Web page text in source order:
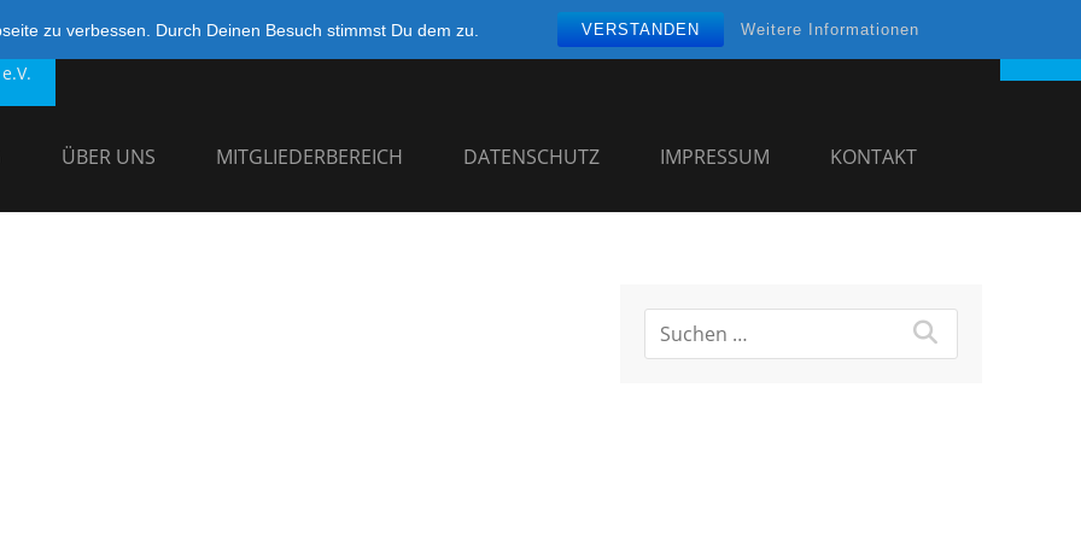
zu verbessen. Durch Deinen Besuch stimmst Du dem zu. VERSTANDEN Weitere Informationen
ÜBER UNS MITGLIEDERBEREICH DATENSCHUTZ IMPRESSUM KONTAKT